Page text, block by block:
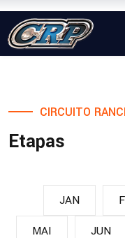
CIRCUITO
Etapas
JAN
MAI
JUN